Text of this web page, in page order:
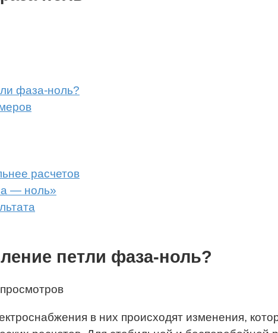
фаза-ноль?
расчетов
— ноль»
петли фаза-ноль?
в них происходят изменения,